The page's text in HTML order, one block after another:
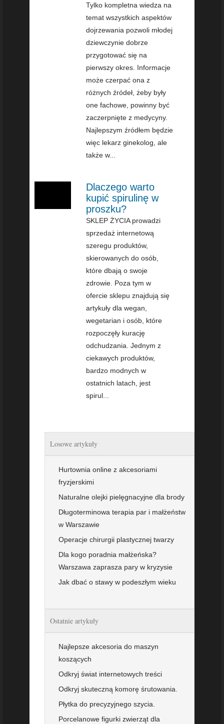
Tylko kompletna wiedza na
temat wszystkich aspektów
dojrzewania pozwoli młodej
dziewczynie dobrze
przygotować się na
pierwszy okres. Informacje
może czerpać ona z
różnych źródeł, żeby były
one fachowe, powinny być
zaczerpnięte z medycyny.
Najlepszym źródłem będzie
więc lekarz ginekolog, ale
także w...
Dlaczego warto
kupić spirulinę w
proszku?
SKLEP ŻYCIA prowadzi
sprzedaż internetową
szeregu produktów,
skierowanych do osób,
które dbają o swoje
zdrowie. Poza tym w
ofercie sklepu znajdują się
artykuły dla wegan,
wegetarian i osób, które
rozpoczęły kurację
odchudzania. Jednym z
ciekawych produktów,
bardzo modnych w
ostatnich latach, jest
spirul...
Losowe artykuły
Hurtownia online z akcesoriami
fryzjerskimi
Naturalne olejki pielęgnacyjne dla brody
Długoterminowa terapia par i małżeństw
w Warszawie
Operacje chirurgii plastycznej twarzy
Dla kogo poradnia małżeńska?
Warszawa zaprasza pary w kryzysie
Jak dbać o stawy w podeszłym wieku
Ostatnie artykuły
Najlepsze akcesoria do maszyn
koszących
Odkryj świat internetowych treści
Odkryj skuteczną komorę śrutowania.
Płytka do precyzyjnego szycia.
Porcelanowe figurki zwierząt dla